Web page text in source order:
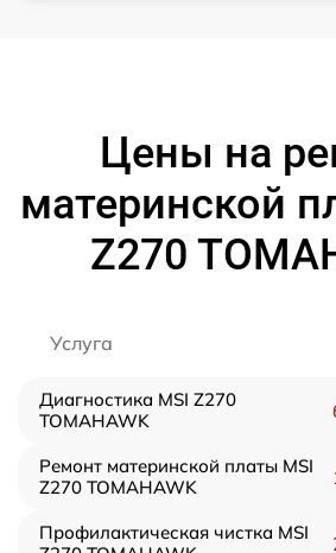
Цены на
материнской
Z270
Услуга
Диагностика MSI Z270
TOMAHAWK
Ремонт материнской платы MSI
Z270 TOMAHAWK
Профилактическая чистка MSI